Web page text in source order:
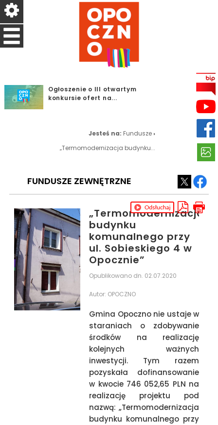
Ogłoszenie o III otwartym
konkursie ofert na...
Program Aktywny Orlik
Warszawskim – 1 sierpnia...
SPARTAKIADA SENIORÓW -
PROGRAM AKTYWNY ORLIK
Ogłoszenie o przetargu -
działki 538/27
Jesteś na: Fundusze›
„Termomodernizacja budynku...
FUNDUSZE ZEWNĘTRZNE
„Termomodernizacja
budynku
komunalnego przy
ul. Sobieskiego 4 w
Opocznie”
Opublikowano dn. 02.07.2020
Autor: OPOCZNO
Gmina Opoczno nie ustaje w
staraniach o zdobywanie
środków na realizację
kolejnych ważnych
inwestycji. Tym razem
pozyskała dofinansowanie
w kwocie 746 052,65 PLN na
realizację projektu pod
nazwą: „Termomodernizacja
budynku komunalnego przy